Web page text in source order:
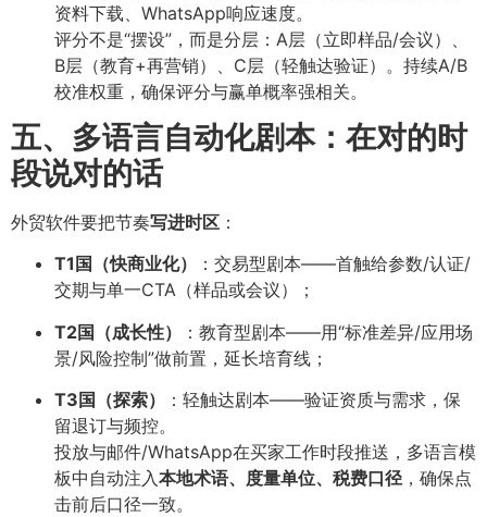
资料下载、WhatsApp响应速度。
评分不是“摆设”，而是分层：A层（立即样品/会议）、
B层（教育+再营销）、C层（轻触达验证）。持续A/B
校准权重，确保评分与赢单概率强相关。
五、多语言自动化剧本：在对的时
段说对的话
外贸软件要把节奏写进时区 ：
T1国（快商业化）
：交易型剧本——首触给参数/认证/
交期与单一CTA（样品或会议）；
T2国（成长性）
：教育型剧本——用“标准差异/应用场
景/风险控制”做前置，延长培育线；
T3国（探索）
：轻触达剧本——验证资质与需求，保
留退订与频控。
投放与邮件/WhatsApp在买家工作时段推送，多语言模
板中自动注入本地术语、度量单位、税费口径，确保点
击前后口径一致。